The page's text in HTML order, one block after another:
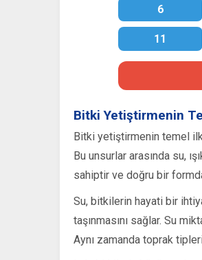
6
11
Bitki Yetiştirmenin
Bitki yetiştirmenin temel
Bu unsurlar arasında su,
sahiptir ve doğru bir
Su, bitkilerin hayati bir
taşınmasını sağlar. Su
Aynı zamanda toprak